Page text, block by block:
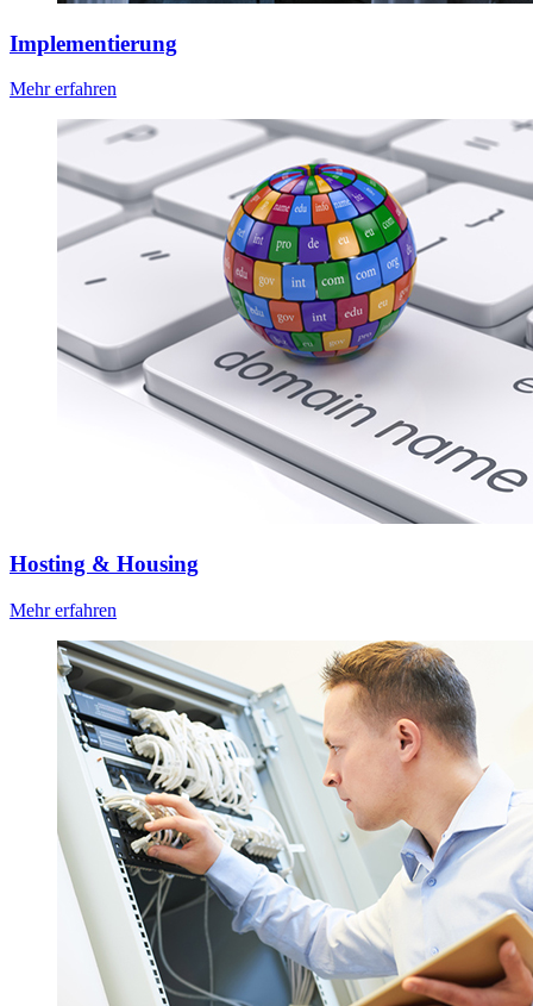
Implementierung
Mehr erfahren
Hosting & Housing
Mehr erfahren